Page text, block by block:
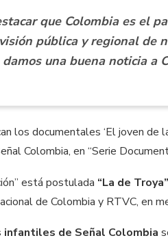
que Colombia es el
pública y regional de
una buena noticia a
los documentales ‘El joven de
Colombia, en “Serie
está postulada “La de
de Colombia y RTVC, en
infantiles de Señal Colombia